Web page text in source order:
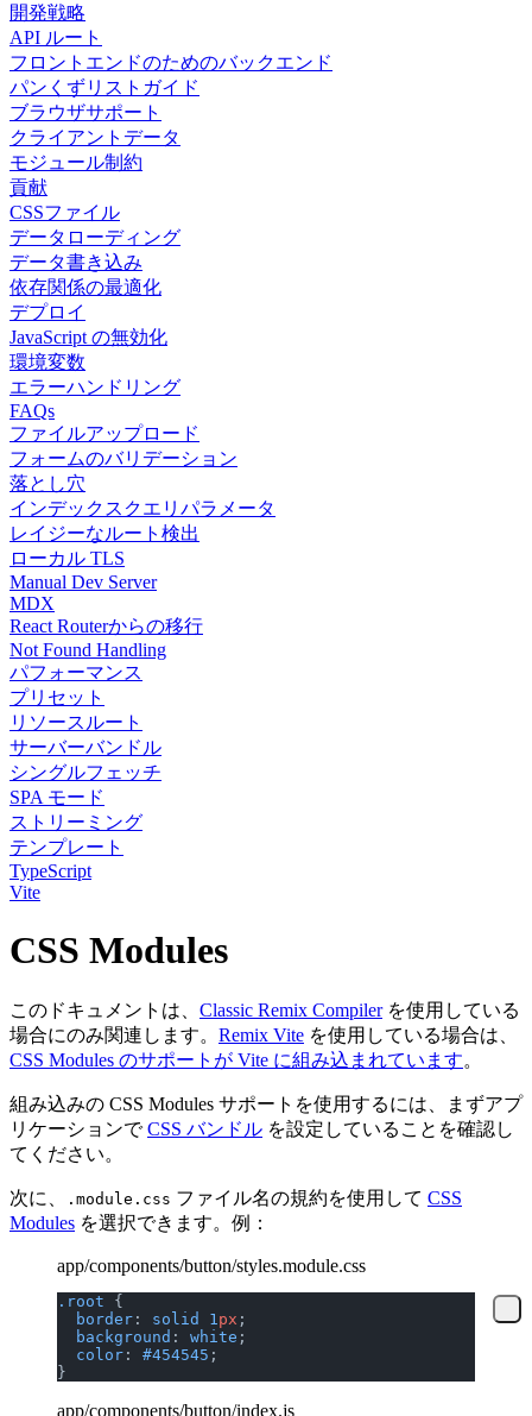
開発戦略
API ルート
フロントエンドのためのバックエンド
パンくずリストガイド
ブラウザサポート
クライアントデータ
モジュール制約
貢献
CSSファイル
データローディング
データ書き込み
依存関係の最適化
デプロイ
JavaScript の無効化
環境変数
エラーハンドリング
FAQs
ファイルアップロード
フォームのバリデーション
落とし穴
インデックスクエリパラメータ
レイジーなルート検出
ローカル TLS
Manual Dev Server
MDX
React Routerからの移行
Not Found Handling
パフォーマンス
プリセット
リソースルート
サーバーバンドル
シングルフェッチ
SPA モード
ストリーミング
テンプレート
TypeScript
Vite
CSS Modules
このドキュメントは、 Classic Remix Compilerを使用している
場合にのみ関連します。 Remix Vite を使用している場合は、
CSS Modules のサポートが Vite に組み込まれています。
組み込みの CSS Modules サポートを使用するには、まずアプ
リケーションでCSS バンドル を設定していることを確認し
てください。
次に、 .module.css ファイル名の規約を使用して CSS
Modules を選択できます。例：
app/components/button/styles.module.css
.root {
  border
: solid 1 px ;
  background
: white ;
  color
: #454545 ;
}
app/components/button/index.js